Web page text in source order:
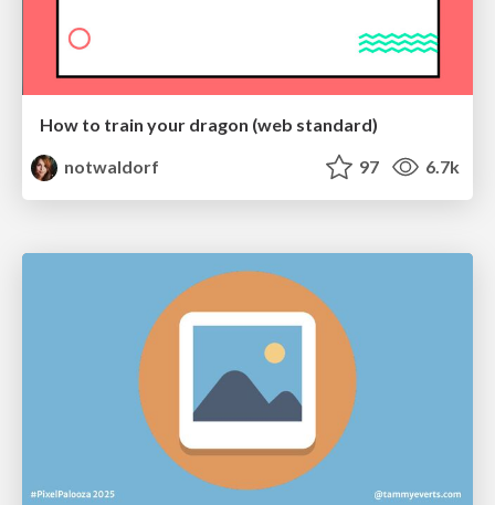
How to train your dragon (web standard)
notwaldorf
97 6.7k